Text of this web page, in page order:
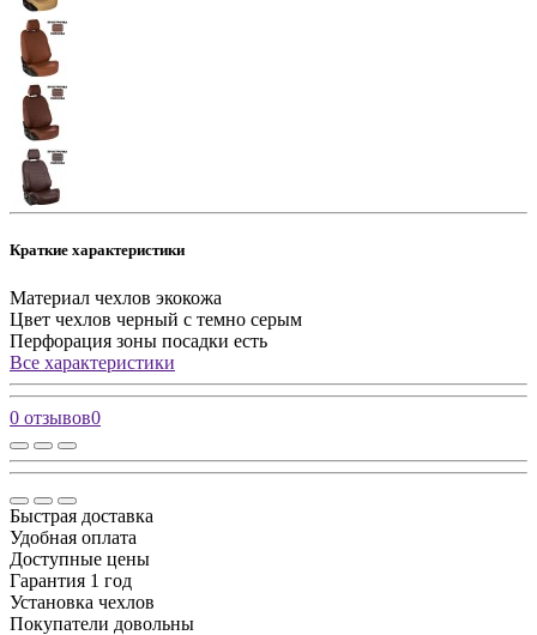
Краткие характеристики
Материал чехлов экокожа
Цвет чехлов черный с темно серым
Перфорация зоны посадки есть
Все характеристики
0 отзывов0
Быстрая доставка
Удобная оплата
Доступные цены
Гарантия 1 год
Установка чехлов
Покупатели довольны